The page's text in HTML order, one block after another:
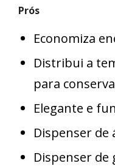
Prós
Economiza
Distribui a
para
Elegante e
Dispenser de
Dispenser de